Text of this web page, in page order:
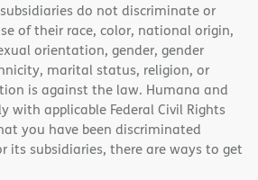
do not discriminate or
of their race, color, national origin,
orientation, gender, gender
marital status, religion, or
is against the law. Humana and
with applicable Federal Civil Rights
you have been discriminated
its subsidiaries, there are ways to get